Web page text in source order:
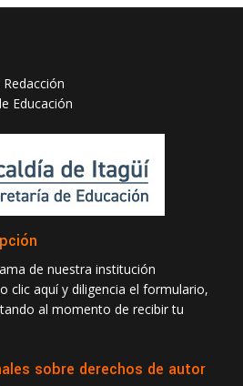
Educación
de nuestra institución
clic aquí y diligencia el formulario,
al momento de recibir tu
sobre derechos de autor